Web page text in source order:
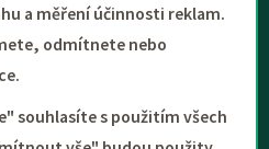
a měření účinnosti reklam.
odmítnete nebo
souhlasíte s použitím všech